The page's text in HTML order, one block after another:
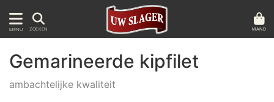
MENU ZOEKEN MAND
Gemarineerde kipfilet
ambachtelijke kwaliteit